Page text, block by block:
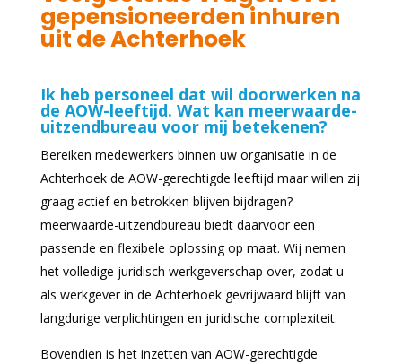
gepensioneerden inhuren
uit de Achterhoek
Ik heb personeel dat wil doorwerken na
de AOW-leeftijd. Wat kan meerwaarde-
uitzendbureau voor mij betekenen?
Bereiken medewerkers binnen uw organisatie in de
Achterhoek de AOW-gerechtigde leeftijd maar willen zij
graag actief en betrokken blijven bijdragen?
meerwaarde-uitzendbureau biedt daarvoor een
passende en flexibele oplossing op maat. Wij nemen
het volledige juridisch werkgeverschap over, zodat u
als werkgever in de Achterhoek gevrijwaard blijft van
langdurige verplichtingen en juridische complexiteit.
Bovendien is het inzetten van AOW-gerechtigde